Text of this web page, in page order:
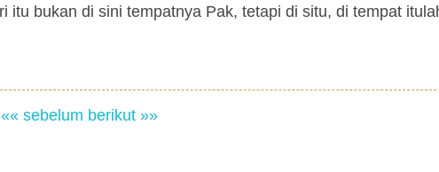
itu bukan di sini tempatnya Pak, tetapi di situ, di tempat
«« sebelum berikut »»